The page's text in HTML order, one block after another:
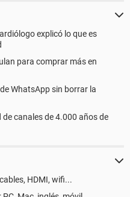
explicó lo que es
para comprar más en
WhatsApp sin borrar la
canales de 4.000 años de
HDMI, wifi...